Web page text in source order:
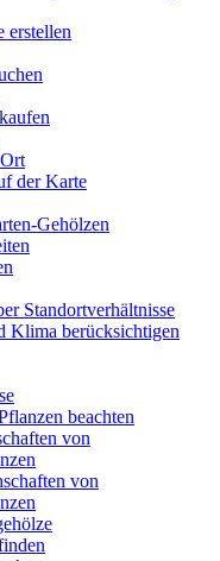
erstellen
der Karte
Gehölzen
Standortverhältnisse
Klima berücksichtigen
beachten
von
von